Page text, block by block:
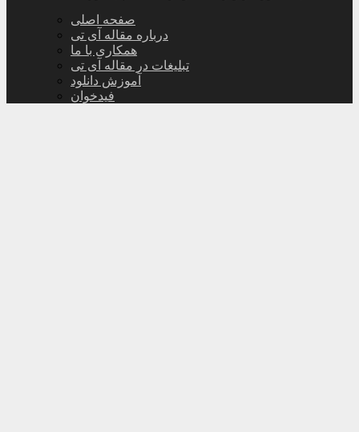
صفحه اصلی
درباره مقاله آی تی
همکاری با ما
تبلیغات در مقاله آی تی
آموزش دانلود
فیدخوان